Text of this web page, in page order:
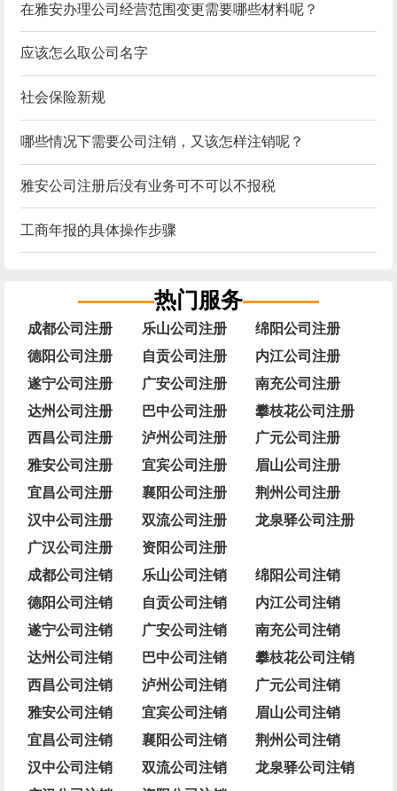
在雅安办理公司经营范围变更需要哪些材料呢？
应该怎么取公司名字
社会保险新规
哪些情况下需要公司注销，又该怎样注销呢？
雅安公司注册后没有业务可不可以不报税
工商年报的具体操作步骤
热门服务
成都公司注册 乐山公司注册
绵阳公司注册
德阳公司注册
自贡公司注册
内江公司注册
遂宁公司注册
广安公司注册
南充公司注册
达州公司注册
巴中公司注册
攀枝花公司注册
西昌公司注册
泸州公司注册
广元公司注册
雅安公司注册
宜宾公司注册
眉山公司注册
宜昌公司注册
襄阳公司注册
荆州公司注册
汉中公司注册
双流公司注册
龙泉驿公司注册
广汉公司注册
资阳公司注册
成都公司注销
乐山公司注销
绵阳公司注销
德阳公司注销
自贡公司注销
内江公司注销
遂宁公司注销
广安公司注销
南充公司注销
达州公司注销
巴中公司注销
攀枝花公司注销
西昌公司注销
泸州公司注销
广元公司注销
雅安公司注销
宜宾公司注销
眉山公司注销
宜昌公司注销
襄阳公司注销
荆州公司注销
汉中公司注销
双流公司注销
龙泉驿公司注销